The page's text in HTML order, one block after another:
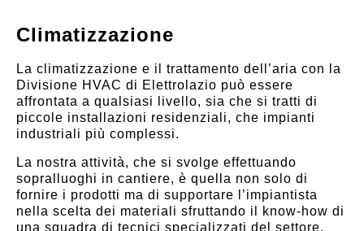
Climatizzazione
La climatizzazione e il trattamento dell’aria con la
Divisione HVAC di Elettrolazio può essere
affrontata a qualsiasi livello, sia che si tratti di
piccole installazioni residenziali, che impianti
industriali più complessi.
La nostra attività, che si svolge effettuando
sopralluoghi in cantiere, è quella non solo di
fornire i prodotti ma di supportare l’impiantista
nella scelta dei materiali sfruttando il know-how di
una squadra di tecnici specializzati del settore.